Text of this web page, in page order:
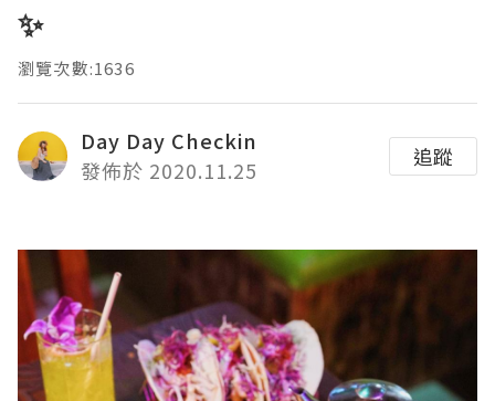
✨
瀏覽次數:1636
Day Day Checkin
發佈於 2020.11.25
追蹤